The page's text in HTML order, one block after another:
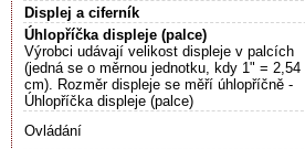
Displej a ciferník
Úhlopříčka displeje (palce)
Výrobci udávají velikost displeje v palcích
(jedná se o měrnou jednotku, kdy 1" = 2,54
cm). Rozměr displeje se měří úhlopříčně -
Úhlopříčka displeje (palce)
Ovládání